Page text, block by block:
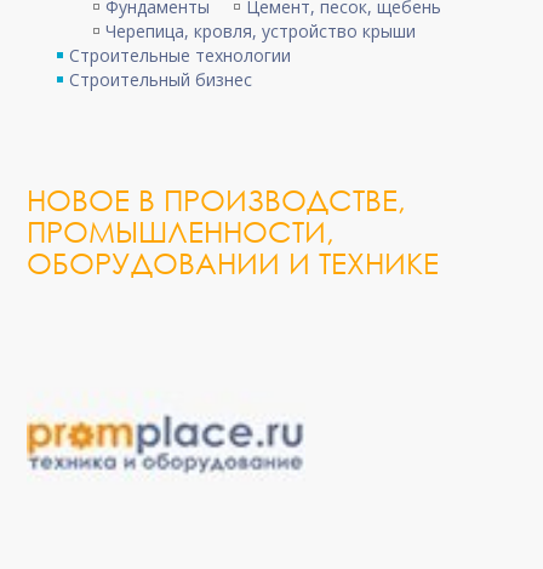
Фундаменты
Цемент, песок, щебень
Черепица, кровля, устройство крыши
Строительные технологии
Строительный бизнес
НОВОЕ В ПРОИЗВОДСТВЕ,
ПРОМЫШЛЕННОСТИ,
ОБОРУДОВАНИИ И ТЕХНИКЕ